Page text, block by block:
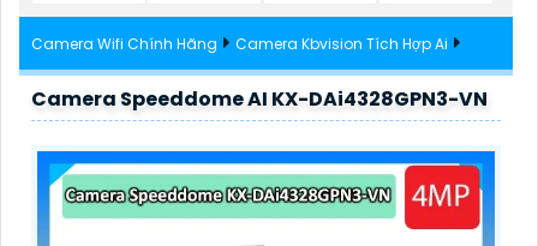
Camera Wifi Chính Hãng Camera Kbvision Tích Hợp Ai
Camera Speeddome AI KX-DAi4328GPN3-VN